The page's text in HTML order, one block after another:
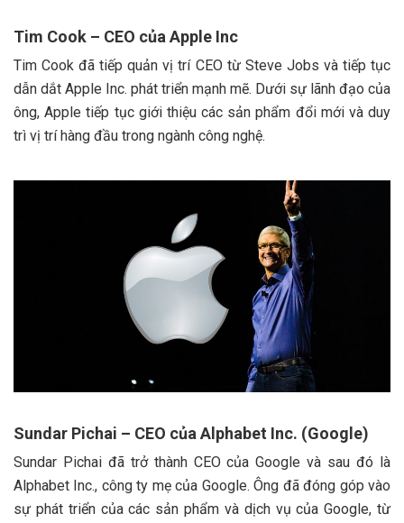
Tim Cook – CEO của Apple Inc
Tim Cook đã tiếp quản vị trí CEO từ Steve Jobs và tiếp tục
dẫn dắt Apple Inc. phát triển mạnh mẽ. Dưới sự lãnh đạo của
ông, Apple tiếp tục giới thiệu các sản phẩm đổi mới và duy
trì vị trí hàng đầu trong ngành công nghệ.
Sundar Pichai – CEO của Alphabet Inc. (Google)
Sundar Pichai đã trở thành CEO của Google và sau đó là
Alphabet Inc., công ty mẹ của Google. Ông đã đóng góp vào
sự phát triển của các sản phẩm và dịch vụ của Google, từ